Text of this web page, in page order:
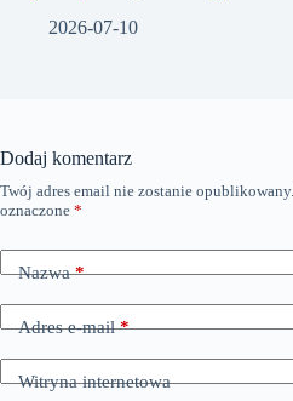
2026-07-10
Dodaj komentarz
Twój adres email nie zostanie opublikowany.
oznaczone *
Nazwa*
Adres e-mail*
Witryna internetowa
A
l
r
n
v